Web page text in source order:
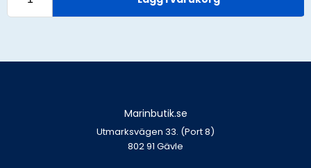
Marinbutik.se
Utmarksvägen 33. (Port 8)
802 91 Gävle